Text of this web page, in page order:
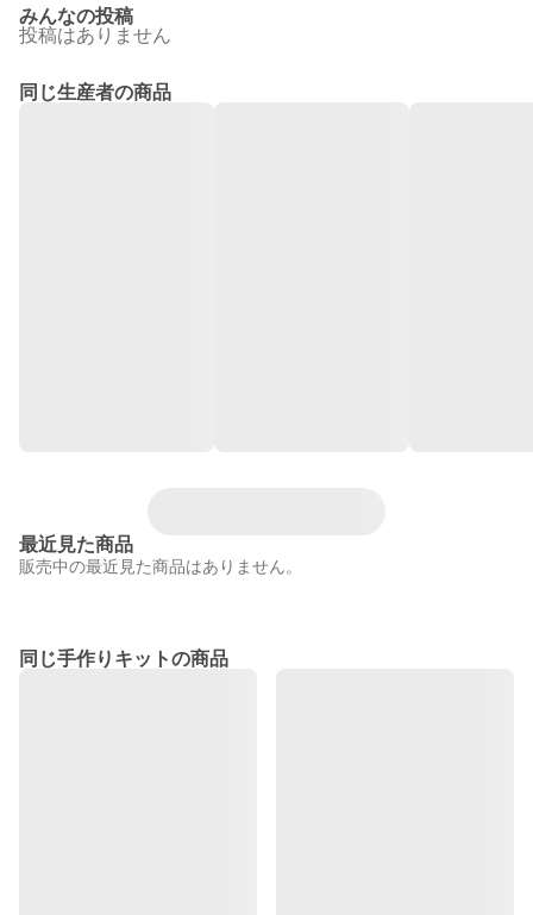
みんなの投稿
投稿はありません
同じ生産者の商品
最近見た商品
販売中の最近見た商品はありません。
同じ手作りキットの商品